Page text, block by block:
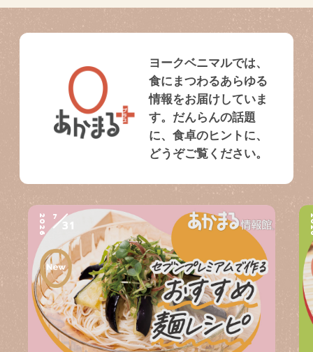
ヨークベニマルでは、
食にまつわるあらゆる
情報をお届けしていま
す。だんらんの話題
に、食卓のヒントに、
どうぞご覧ください。
2026 7
31